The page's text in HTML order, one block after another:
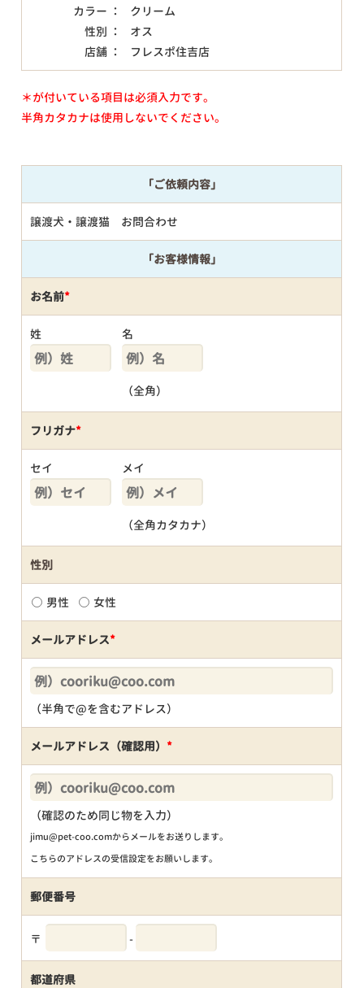
カラー ：
クリーム
性別 ：
オス
店舗 ：
フレスポ住吉店
＊が付いている項目は必須入力です。
半角カタカナは使用しないでください。
「ご依頼内容」
譲渡犬・譲渡猫 お問合わせ
「お客様情報」
お名前*
姓 名
（全角）
フリガナ*
セイ メイ
（全角カタカナ）
性別
男性 女性
メールアドレス*
（半角で@を含むアドレス）
メールアドレス（確認用） *
（確認のため同じ物を入力）
jimu@pet-coo.comからメールをお送りします。
こちらのアドレスの受信設定をお願いします。
郵便番号
〒 -
都道府県